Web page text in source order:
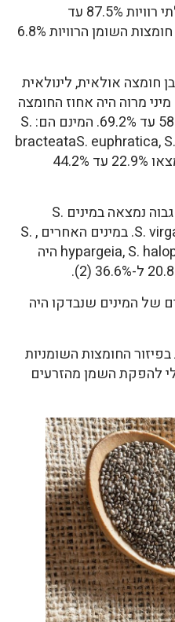
רוב החומצות השומניות היו בלתי רוויות 87.5% עד
92.9% (S. halophylla). ריכוז חומצות השומן הרוויות 6.8%
חומצה אולאית, לינולאית
(2). בחמישה מיני מרוה היה אחוז החומצה
הלינולאית( 18:2:6 ) גבוה 58.5% עד 69.2%. המינם הם: S.
bracteataS. euphratica,
staminea. במינים האחרים מצאו 22.9% עד 44.2%
חומצה אלפה לינולנית בריכוז גבוה נמצאה במינים S.
limbata 40.8% ו- S. virgata 55.5%. במינים האחרים , S.
hypargeia, S. halophylla, S. syriaca, S. cilicica היה
של המינים שנבדקו היה
החומצות השומניות
להפקת השמן מהזרעים